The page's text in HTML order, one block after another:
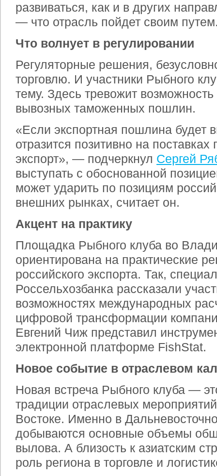
развиваться, как и в других
— что отрасль пойдет своим
Что волнует в регулировании
Регуляторные решения,
торговлю. И участники Рыбного
тему. Здесь тревожит
вывозных таможенных пошлин.
«Если экспортная пошлина будет
отразится позитивно на поставках
экспорт», — подчеркнул Сергей
выступать с обоснованной
может ударить по позициям
внешних рынках, считает он.
Акцент на практику
Площадка Рыбного клуба во
ориентирована на практические
российского экспорта. Так,
Россельхозбанка рассказали
возможностях международных
цифровой трансформации
Евгений Чиж представил
электронной платформе FishStat.
Новое событие в отраслевом
Новая встреча Рыбного клуба —
традиции отраслевых
Востоке. Именно в
добываются основные объемы
вылова. А близость к азиатским
роль региона в торговле и